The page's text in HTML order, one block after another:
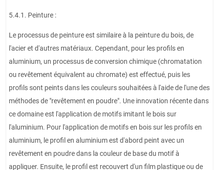
5.4.1. Peinture :
Le processus de peinture est similaire à la peinture du bois, de
l'acier et d'autres matériaux. Cependant, pour les profils en
aluminium, un processus de conversion chimique (chromatation
ou revêtement équivalent au chromate) est effectué, puis les
profils sont peints dans les couleurs souhaitées à l'aide de l'une des
méthodes de "revêtement en poudre". Une innovation récente dans
ce domaine est l'application de motifs imitant le bois sur
l'aluminium. Pour l'application de motifs en bois sur les profils en
aluminium, le profil en aluminium est d'abord peint avec un
revêtement en poudre dans la couleur de base du motif à
appliquer. Ensuite, le profil est recouvert d'un film plastique ou de